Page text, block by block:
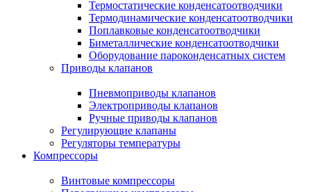
Термостатические конденсатоотводчики
Термодинамические конденсатоотводчики
Поплавковые конденсатоотводчики
Биметаллические конденсатоотводчики
Оборудование пароконденсатных систем
Приводы клапанов
Пневмоприводы клапанов
Электроприводы клапанов
Ручные приводы клапанов
Регулирующие клапаны
Регуляторы температуры
Компрессоры
Винтовые компрессоры